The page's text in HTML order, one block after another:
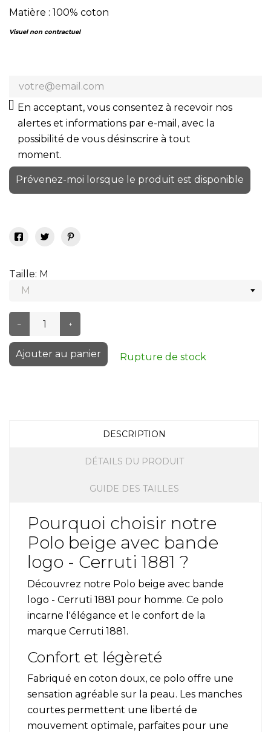
Matière : 100% coton
Visuel non contractuel
En acceptant, vous consentez à recevoir nos
alertes et informations par e-mail, avec la
possibilité de vous désinscrire à tout
moment.
Prévenez-moi lorsque le produit est disponible
Taille: M
– +
Ajouter au panier Rupture de stock
DESCRIPTION
DÉTAILS DU PRODUIT
GUIDE DES TAILLES
Pourquoi choisir notre
Polo beige avec bande
logo - Cerruti 1881 ?
Découvrez notre Polo beige avec bande
logo - Cerruti 1881 pour homme. Ce polo
incarne l'élégance et le confort de la
marque Cerruti 1881.
Confort et légèreté
Fabriqué en coton doux, ce polo offre une
sensation agréable sur la peau. Les manches
courtes permettent une liberté de
mouvement optimale, parfaites pour une